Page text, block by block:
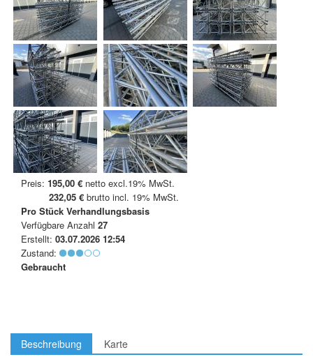
Preis: 195,00 € netto excl.19% MwSt.
232,05 € brutto incl. 19% MwSt.
Pro Stück Verhandlungsbasis
Verfügbare Anzahl 27
Erstellt: 03.07.2026 12:54
Zustand:
Gebraucht
Beschreibung Karte